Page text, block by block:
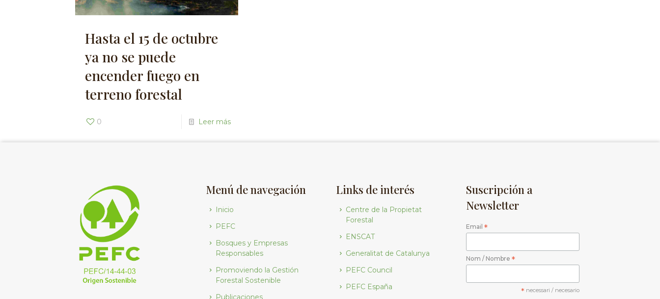
Hasta el 15 de octubre
ya no se puede
encender fuego en
terreno forestal
0 Leer más
Menú de navegación
Inicio
PEFC
Bosques y Empresas
Responsables
Promoviendo la Gestión
Forestal Sostenible
Publicaciones
Links de interés
Centre de la Propietat
Forestal
ENSCAT
Generalitat de Catalunya
PEFC Council
PEFC España
Suscripción a
Newsletter
Email *
Nom / Nombre *
* necessari / necesario